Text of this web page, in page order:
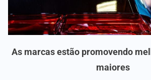
As marcas estão promovendo
maiores